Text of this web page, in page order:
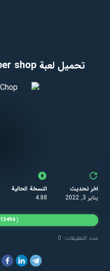
تحميل لعبة barber shop مهكرة اخر اصدار
اخر تحديث
يناير 3, 2022
النسخة الحالية
4.88
عدد التعليقات: 0
(
13494